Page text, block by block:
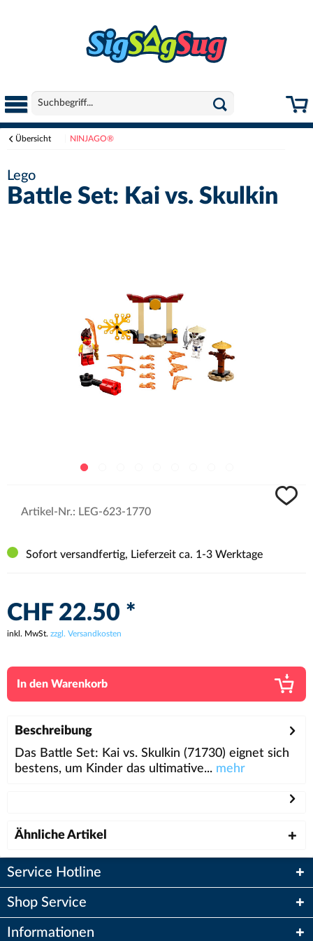
Übersicht NINJAGO®
Lego
Battle Set: Kai vs. Skulkin
Artikel-Nr.: LEG-623-1770
Sofort versandfertig, Lieferzeit ca. 1-3 Werktage
CHF 22.50 *
inkl. MwSt. zzgl. Versandkosten
In den Warenkorb
Beschreibung
Das Battle Set: Kai vs. Skulkin (71730) eignet sich
bestens, um Kinder das ultimative... mehr
Ähnliche Artikel
Service Hotline
Shop Service
Informationen